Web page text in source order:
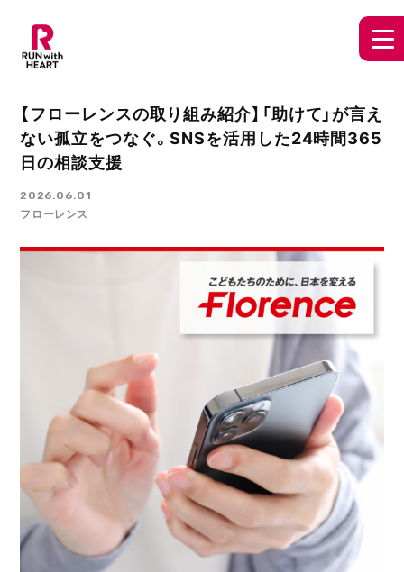
JP EN
【フローレンスの取り組み紹介】「助けて」が言え
ない孤立をつなぐ。SNSを活用した24時間365
日の相談支援
2026.06.01
フローレンス